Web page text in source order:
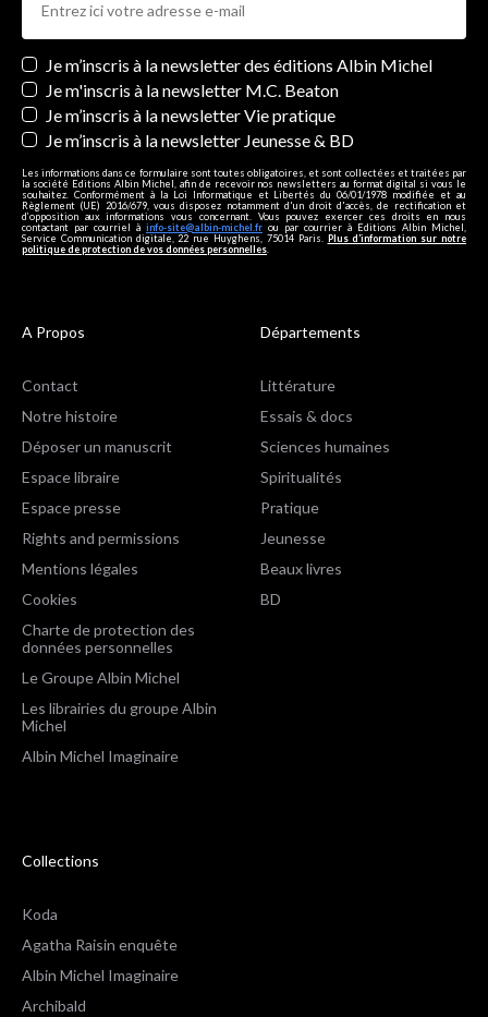
Newsletters
Je m’inscris à la newsletter des éditions Albin Michel
Je m'inscris à la newsletter M.C. Beaton
Je m’inscris à la newsletter Vie pratique
Je m’inscris à la newsletter Jeunesse & BD
Les informations dans ce formulaire sont toutes obligatoires, et sont collectées et traitées par
la société Editions Albin Michel, afin de recevoir nos newsletters au format digital si vous le
souhaitez. Conformément à la Loi Informatique et Libertés du 06/01/1978 modifiée et au
Règlement (UE) 2016/679, vous disposez notamment d'un droit d'accès, de rectification et
d’opposition aux informations vous concernant. Vous pouvez exercer ces droits en nous
contactant par courriel à info-site@albin-michel.fr ou par courrier à Editions Albin Michel,
Service Communication digitale, 22 rue Huyghens, 75014 Paris. Plus d’information sur notre
politique de protection de vos données personnelles
A Propos
Contact
Notre histoire
Déposer un manuscrit
Espace libraire
Espace presse
Rights and permissions
Mentions légales
Cookies
Charte de protection des
données personnelles
Le Groupe Albin Michel
Les librairies du groupe Albin
Michel
Albin Michel Imaginaire
Départements
Littérature
Essais & docs
Sciences humaines
Spiritualités
Pratique
Jeunesse
Beaux livres
BD
Collections
Koda
Agatha Raisin enquête
Albin Michel Imaginaire
Archibald